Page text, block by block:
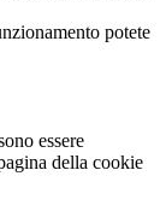
potete
essere
della cookie